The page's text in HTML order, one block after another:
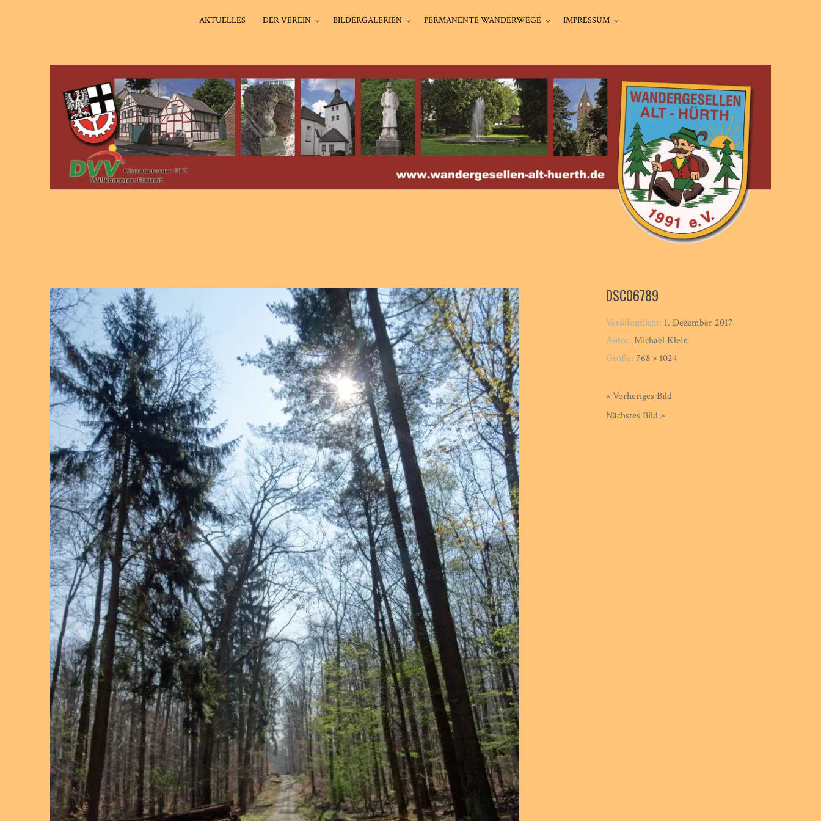
AKTUELLES DER VEREIN BILDERGALERIEN PERMANENTE WANDERWEGE IMPRESSUM
DSC06789
Veröffentlicht: 1. Dezember 2017
Autor:Michael Klein
Größe:768 × 1024
« Vorheriges Bild
Nächstes Bild »